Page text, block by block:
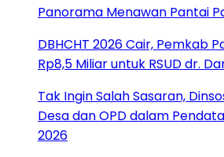
Panorama Menawan Pantai
DBHCHT 2026 Cair, Pemkab
Rp8,5 Miliar untuk RSUD dr.
Tak Ingin Salah Sasaran,
Desa dan OPD dalam
2026